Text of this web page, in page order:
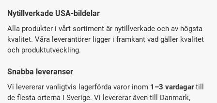
Nytillverkade USA-bildelar
Alla produkter i vårt sortiment är nytillverkade och av högsta
kvalitet. Våra leverantörer ligger i framkant vad gäller kvalitet
och produktutveckling.
Snabba leveranser
Vi levererar vanligtvis lagerförda varor inom 1–3 vardagartill
de flesta orterna i Sverige. Vi levererar även till Danmark,